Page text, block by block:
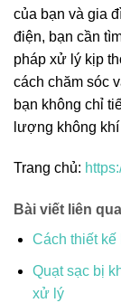
của bạn và gia
điện, bạn cần
pháp xử lý kịp
cách chăm sóc
bạn không chỉ
lượng không
Trang chủ:
Bài viết liên
Cách thiết
Quạt sạc bị
xử lý